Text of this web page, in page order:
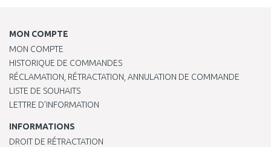
MON COMPTE
MON COMPTE
HISTORIQUE DE COMMANDES
RÉCLAMATION, RÉTRACTATION, ANNULATION DE COMMANDE
LISTE DE SOUHAITS
LETTRE D’INFORMATION
INFORMATIONS
DROIT DE RÉTRACTATION